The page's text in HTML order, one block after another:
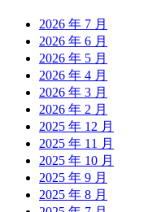
2026 年 7 月
2026 年 6 月
2026 年 5 月
2026 年 4 月
2026 年 3 月
2026 年 2 月
2025 年 12 月
2025 年 11 月
2025 年 10 月
2025 年 9 月
2025 年 8 月